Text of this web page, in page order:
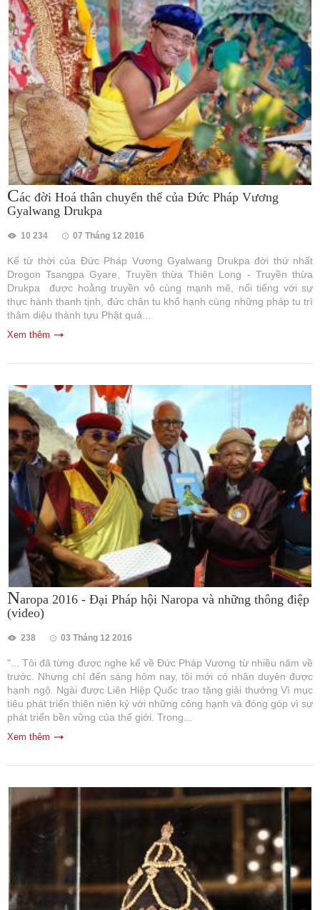
Các đời Hoá thân chuyển thế của Đức Pháp Vương
Gyalwang Drukpa
10 234 07 Tháng 12 2016
Kể từ thời của Đức Pháp Vương Gyalwang Drukpa đời thứ nhất
Drogon Tsangpa Gyare, Truyền thừa Thiên Long - Truyền thừa
Drukpa được hoằng truyền vô cùng mạnh mẽ, nổi tiếng với sự
thực hành thanh tịnh, đức chân tu khổ hạnh cùng những pháp tu trì
thâm diệu thành tựu Phật quả...
Xem thêm
Naropa 2016 - Đại Pháp hội Naropa và những thông điệp
(video)
238 03 Tháng 12 2016
"... Tôi đã từng được nghe kể về Đức Pháp Vương từ nhiều năm về
trước. Nhưng chỉ đến sáng hôm nay, tôi mới có nhân duyên được
hạnh ngộ. Ngài được Liên Hiệp Quốc trao tặng giải thưởng Vì mục
tiêu phát triển thiên niên kỷ với những công hạnh và đóng góp vì sự
phát triển bền vững của thế giới. Trong...
Xem thêm